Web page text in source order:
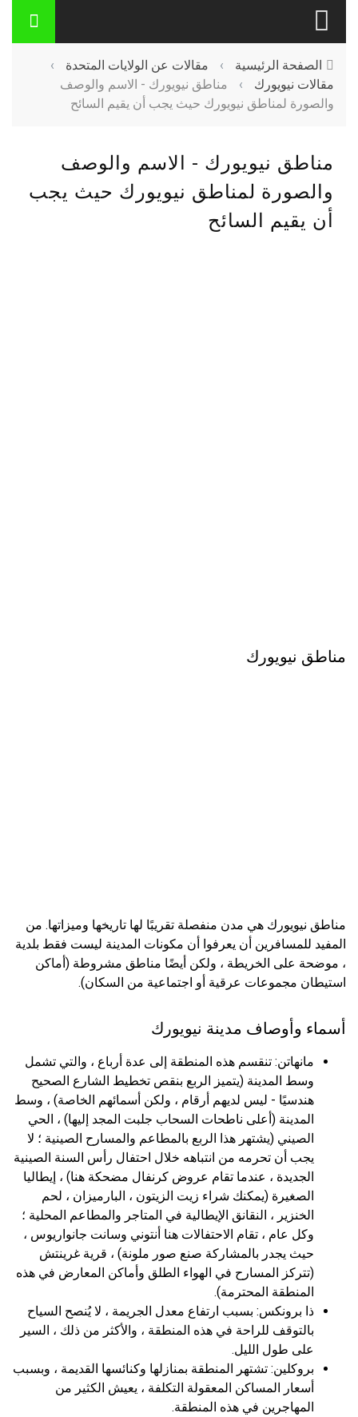
الصفحة الرئيسية › مقالات عن الولايات المتحدة
›
مقالات نيويورك
›
مناطق نيويورك - الاسم والوصف
والصورة لمناطق نيويورك حيث يجب أن يقيم السائح
مناطق نيويورك - الاسم والوصف
والصورة لمناطق نيويورك حيث يجب
أن يقيم السائح
مناطق نيويورك
مناطق نيويورك هي مدن منفصلة تقريبًا لها تاريخها وميزاتها. من
المفيد للمسافرين أن يعرفوا أن مكونات المدينة ليست فقط بلدية
، موضحة على الخريطة ، ولكن أيضًا مناطق مشروطة (أماكن
استيطان مجموعات عرقية أو اجتماعية من السكان).
أسماء وأوصاف مدينة نيويورك
مانهاتن: تنقسم هذه المنطقة إلى عدة أرباع ، والتي تشمل
وسط المدينة (يتميز الربع بنقص تخطيط الشارع الصحيح
هندسيًا - ليس لديهم أرقام ، ولكن أسمائهم الخاصة) ، وسط
المدينة (أعلى ناطحات السحاب جلبت المجد إليها) ، الحي
الصيني (يشتهر هذا الربع بالمطاعم والمسارح الصينية ؛ لا
يجب أن تحرمه من انتباهه خلال احتفال رأس السنة الصينية
الجديدة ، عندما تقام عروض كرنفال مضحكة هنا) ، إيطاليا
الصغيرة (يمكنك شراء زيت الزيتون ، البارميزان ، لحم
الخنزير ، النقانق الإيطالية في المتاجر والمطاعم المحلية ؛
وكل عام ، تقام الاحتفالات هنا أنتوني وسانت جانواريوس ،
حيث يجدر بالمشاركة صنع صور ملونة) ، قرية غرينتش
(تتركز المسارح في الهواء الطلق وأماكن المعارض في هذه
المنطقة المحترمة).
ذا برونكس: بسبب ارتفاع معدل الجريمة ، لا يُنصح السياح
بالتوقف للراحة في هذه المنطقة ، والأكثر من ذلك ، السير
على طول الليل.
بروكلين: تشتهر المنطقة بمنازلها وكنائسها القديمة ، وبسبب
أسعار المساكن المعقولة التكلفة ، يعيش الكثير من
المهاجرين في هذه المنطقة.